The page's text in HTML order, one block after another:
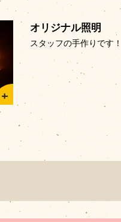
オリジナル照明
スタッフの手作りです！